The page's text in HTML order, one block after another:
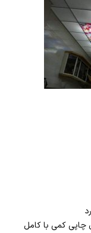
چاپی کمی با کامل